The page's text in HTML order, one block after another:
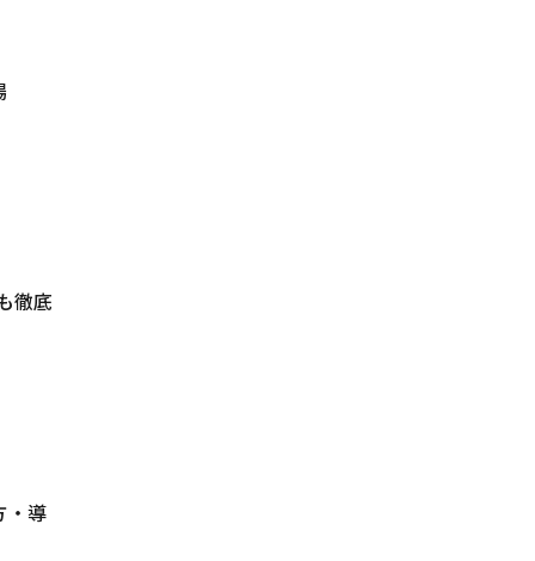
徹底
・導